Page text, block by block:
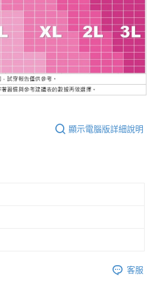
顯示電腦版詳細說明
客服